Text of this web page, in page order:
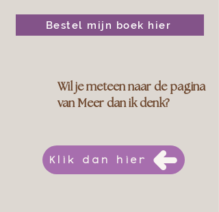
Bestel mijn boek hier
Wil je meteen naar de pagina
van Meer dan ik denk?
Klik dan hier